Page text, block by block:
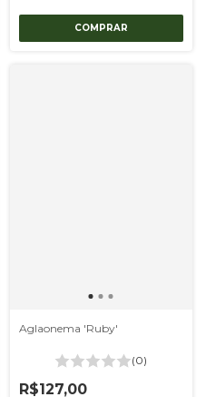
Aglaonema 'Ruby'
(0)
R$127,00